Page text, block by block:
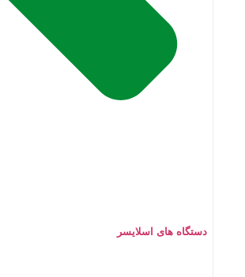
دستگاه های اسلایسر